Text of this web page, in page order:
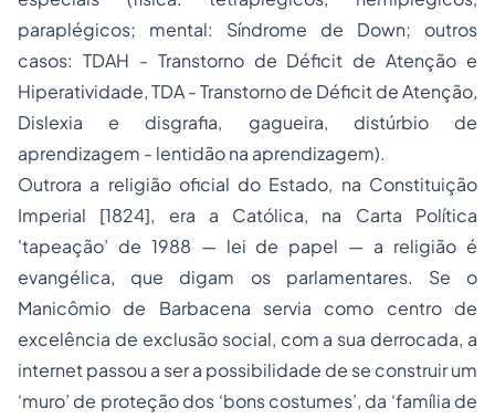
paraplégicos; mental: Síndrome de Down; outros
casos: TDAH - Transtorno de Déficit de Atenção e
Hiperatividade, TDA - Transtorno de Déficit de Atenção,
Dislexia e disgrafia, gagueira, distúrbio de
aprendizagem - lentidão na aprendizagem).
Outrora a religião oficial do Estado, na Constituição
Imperial [1824], era a Católica, na Carta Política
'tapeação’ de 1988 — lei de papel — a religião é
evangélica, que digam os parlamentares. Se o
Manicômio de Barbacena servia como centro de
excelência de exclusão social, com a sua derrocada, a
internet passou a ser a possibilidade de se construir um
‘muro’ de proteção dos ‘bons costumes’, da ‘família de